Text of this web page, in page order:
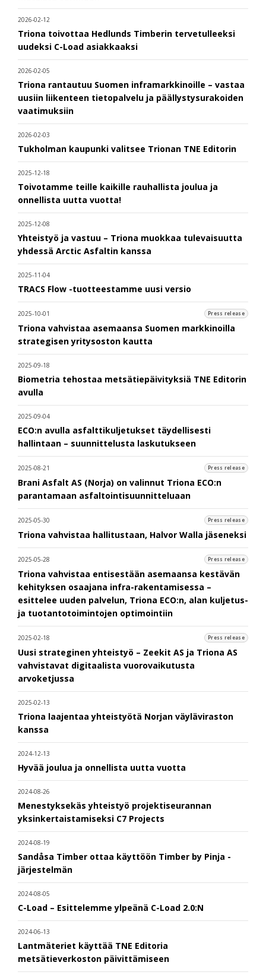
2026-02-12
Triona toivottaa Hedlunds Timberin tervetulleeksi
uudeksi C-Load asiakkaaksi
2026-02-05
Triona rantautuu Suomen inframarkkinoille – vastaa
uusiin liikenteen tietopalvelu ja päällystysurakoiden
vaatimuksiin
2026-02-03
Tukholman kaupunki valitsee Trionan TNE Editorin
2025-12-18
Toivotamme teille kaikille rauhallista joulua ja
onnellista uutta vuotta!
2025-12-08
Yhteistyö ja vastuu – Triona muokkaa tulevaisuutta
yhdessä Arctic Asfaltin kanssa
2025-11-04
TRACS Flow -tuotteestamme uusi versio
2025-10-01 Press release
Triona vahvistaa asemaansa Suomen markkinoilla
strategisen yritysoston kautta
2025-09-18
Biometria tehostaa metsätiepäivityksiä TNE Editorin
avulla
2025-09-04
ECO:n avulla asfalttikuljetukset täydellisesti
hallintaan – suunnittelusta laskutukseen
2025-08-21 Press release
Brani Asfalt AS (Norja) on valinnut Triona ECO:n
parantamaan asfaltointisuunnitteluaan
2025-05-30 Press release
Triona vahvistaa hallitustaan, Halvor Walla jäseneksi
2025-05-28 Press release
Triona vahvistaa entisestään asemaansa kestävän
kehityksen osaajana infra-rakentamisessa –
esittelee uuden palvelun, Triona ECO:n, alan kuljetus-
ja tuotantotoimintojen optimointiin
2025-02-18 Press release
Uusi strateginen yhteistyö – Zeekit AS ja Triona AS
vahvistavat digitaalista vuorovaikutusta
arvoketjussa
2025-02-13
Triona laajentaa yhteistyötä Norjan väyläviraston
kanssa
2024-12-13
Hyvää joulua ja onnellista uutta vuotta
2024-08-26
Menestyksekäs yhteistyö projektiseurannan
yksinkertaistamiseksi C7 Projects
2024-08-19
Sandåsa Timber ottaa käyttöön Timber by Pinja -
järjestelmän
2024-08-05
C-Load – Esittelemme ylpeänä C-Load 2.0:N
2024-06-13
Lantmäteriet käyttää TNE Editoria
metsätieverkoston päivittämiseen